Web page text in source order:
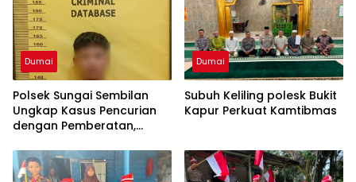
Dumai
Polsek Sungai Sembilan
Ungkap Kasus Pencurian
dengan Pemberatan,
Berhasil Diamankan
Dumai
Subuh Keliling polesk Bukit
Kapur Perkuat Kamtibmas